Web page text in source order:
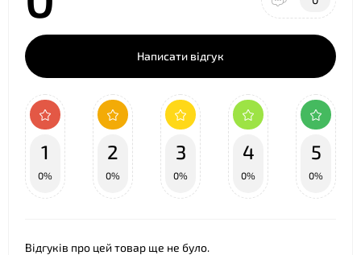
Написати відгук
1
0%
2
0%
3
0%
4
0%
5
0%
Відгуків про цей товар ще не було.
❤